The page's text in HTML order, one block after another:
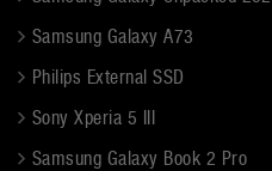
Samsung Galaxy A73
Philips External SSD
Sony Xperia 5 III
Samsung Galaxy Book 2 Pro